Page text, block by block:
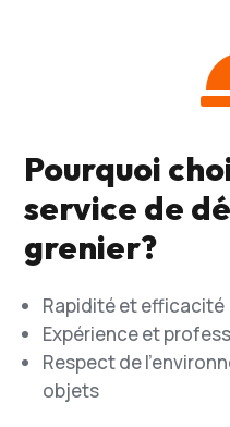
Pourquoi
service de
grenier?
Rapidité et efficacité
Expérience et
Respect de
objets